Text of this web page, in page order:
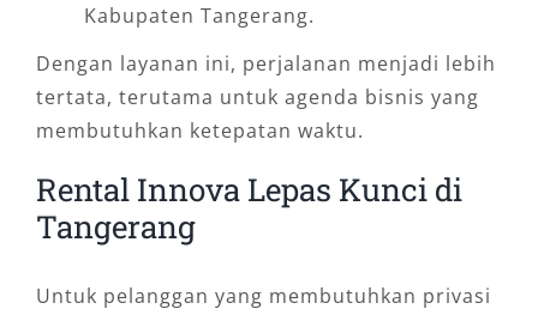
Kabupaten Tangerang.
Dengan layanan ini, perjalanan menjadi lebih
tertata, terutama untuk agenda bisnis yang
membutuhkan ketepatan waktu.
Rental Innova Lepas Kunci di
Tangerang
Untuk pelanggan yang membutuhkan privasi